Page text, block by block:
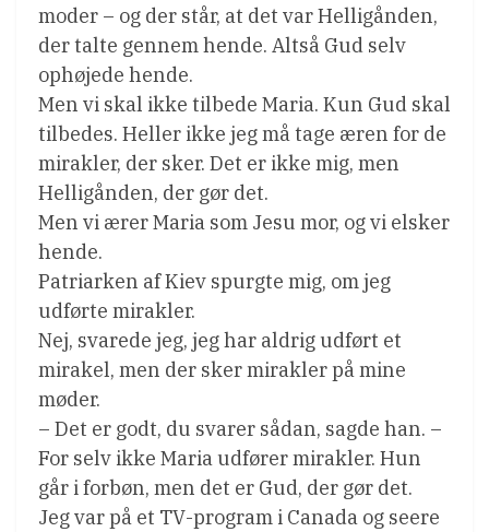
moder – og der står, at det var Helligånden,
der talte gennem hende. Altså Gud selv
ophøjede hende.
Men vi skal ikke tilbede Maria. Kun Gud skal
tilbedes. Heller ikke jeg må tage æren for de
mirakler, der sker. Det er ikke mig, men
Helligånden, der gør det.
Men vi ærer Maria som Jesu mor, og vi elsker
hende.
Patriarken af Kiev spurgte mig, om jeg
udførte mirakler.
Nej, svarede jeg, jeg har aldrig udført et
mirakel, men der sker mirakler på mine
møder.
– Det er godt, du svarer sådan, sagde han. –
For selv ikke Maria udfører mirakler. Hun
går i forbøn, men det er Gud, der gør det.
Jeg var på et TV-program i Canada og seere